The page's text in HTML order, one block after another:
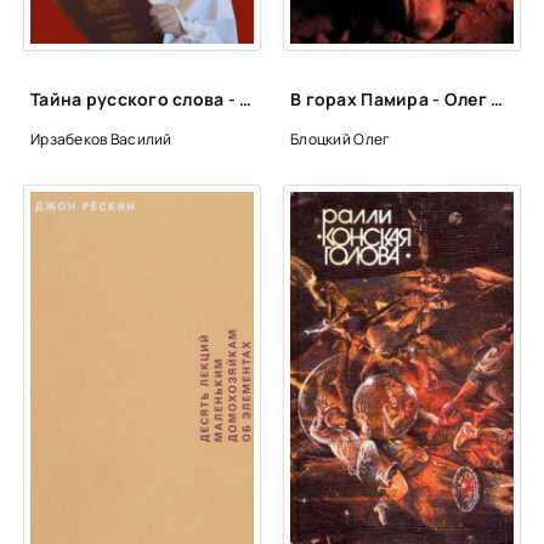
Глава 26. Зарина
Глава 30. Карим Тыква
Тайна русского слова - Василий Ирзабеков
Ирзабеков Василий
В горах Памира - Олег Блоцкий
Блоцкий Олег